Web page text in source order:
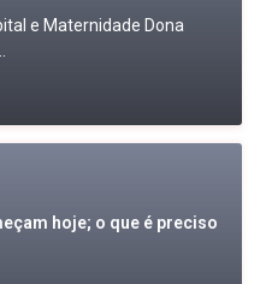
e Maternidade Dona
hoje; o que é preciso